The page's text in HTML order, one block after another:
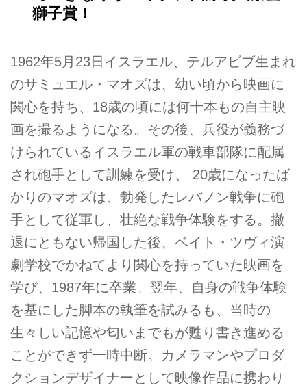
獅子賞！
1962年5月23日イスラエル、テルアビブ生まれ
のサミュエル・マオズは、幼い頃から映画に
関心を持ち、18歳の頃には何十本もの自主映
画を撮るようになる。その後、兵役が義務づ
けられているイスラエル軍の戦車部隊に配属
され砲手として訓練を受け、 20歳になったば
かりのマオズは、勃発したレバノン戦争に砲
手として従軍し、壮絶な戦争体験をする。撤
退にともない帰国した後、ベイト・ツヴィ演
劇学校でかねてより関心を持っていた映画を
学び、1987年に卒業。翌年、自身の戦争体験
を基にした脚本の執筆を試みるも、当時の
生々しい記憶や匂いまでもが甦り書き進める
ことができず一時中断。カメラマンやプロダ
クションデザイナーとして映像作品に携わり